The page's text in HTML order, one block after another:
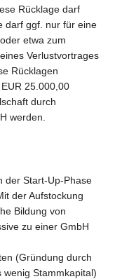
Rücklage darf
darf ggf. nur für eine
etwa zum
Verlustvortrages
Rücklagen
25.000,00
durch
werden.
der Start-Up-Phase
der Aufstockung
Bildung von
zu einer GmbH
(Gründung durch
Stammkapital)